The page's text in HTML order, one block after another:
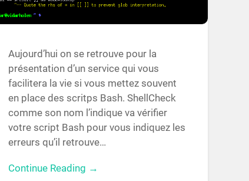
Aujourd’hui on se retrouve pour la
présentation d’un service qui vous
facilitera la vie si vous mettez souvent
en place des scritps Bash. ShellCheck
comme son nom l’indique va vérifier
votre script Bash pour vous indiquez les
erreurs qu’il retrouve…
Continue Reading →